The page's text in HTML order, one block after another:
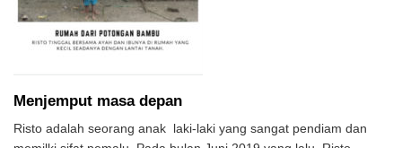
Menjemput masa depan
Risto adalah seorang anak laki-laki yang sangat pendiam dan